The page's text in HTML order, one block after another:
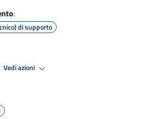
:
di supporto
Vedi azioni